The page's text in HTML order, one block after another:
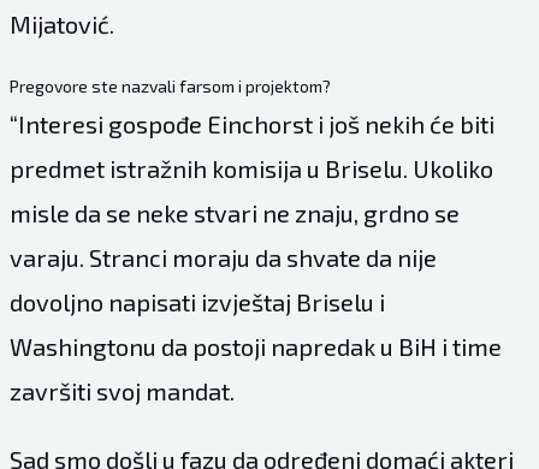
Mijatović.
Pregovore ste nazvali farsom i projektom?
“Interesi gospođe Einchorst i još nekih će biti
predmet istražnih komisija u Briselu. Ukoliko
misle da se neke stvari ne znaju, grdno se
varaju. Stranci moraju da shvate da nije
dovoljno napisati izvještaj Briselu i
Washingtonu da postoji napredak u BiH i time
završiti svoj mandat.
Sad smo došli u fazu da određeni domaći akteri